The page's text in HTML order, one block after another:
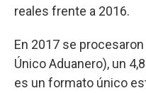
reales frente a 2016.
En 2017 se
Único Aduanero), un
es un formato único